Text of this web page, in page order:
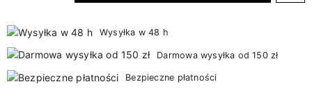
Wysyłka w 48 h
Darmowa wysyłka od 150 zł
Bezpieczne płatności